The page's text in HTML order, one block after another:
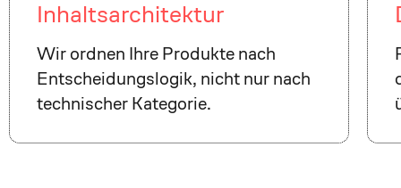
Inhaltsarchitektur
Wir ordnen Ihre Produkte nach
Entscheidungslogik, nicht nur nach
technischer Kategorie.